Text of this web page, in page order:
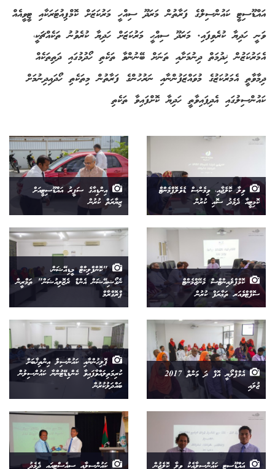
އައްޑޫސިޓީ ކައުންސިލްގެ ފަރާތުން މަރަދޫ ސިއްހީ މަރުކަޒަށް ކޮމްޕިއުޓަރަކާއި ޓީވީއެއް
ވަނީ ހަދިޔާ ކުރެވިފައި. މަރަދޫ ސިއްޙީ މަރުކަޒަށް ހަދިޔާ ކުރެވުނު ތަކެއްޗަކީ،
އެމަރުކަޒުން ޚިދުމަތް ދިނުމަށާއި ތަނަށް ބޭނުންވާ ތަކެތި ހޯދުމުގައި ދަތިތަކެއް
ދިމާވާތީ އެމަރުކަޒުގެ މުވައްޒަފުންނާއި ނަރުހުންގެ ފަރާތުން މިތަކެތި ހޯދައިދިނުމަށް
ކައުންސިލުގައި އެދިފައިވާތީ ހަދިޔާ ކޮށްފައިވާ ތަކެތި
ވިލާ ކޮލެޖާއި، ވިމެންސް ޑެވެލޮޕްމެންޓް
ކޮމިޓީއާ ދެމެދު ސޮައި ކުރުން
އިންޑިއާގެ ސަފީރު އައްޑޫސިޓީއަށް
ޒިޔާރަތް ކުރުން
ކޮމްޕްލެއިންޓްސް މެނޭޖްމެންޓް
ސޮފްޓްވެއަރ ތަޢާރަފް ކުރުން
"ކޮންފްލިކްޓް މީޑިއޭޝަން،
ނެގޯޝިއޭޝަން އެންޑް ރެޒޮލިއުޝަން" ތަމްރީން
ޕްރޮގްރާމް
އެމްޕްލޯޔީ އޮފް ދަ މަންތް 2017
ޖުލައި
ޕޮލިހުންނާއި ކައުންސިލް އިންތިޚާބަށް
ކުރިމަތިލައްވާފައިވާ ކެންޑިޑޭޓުންނާ ކައުންސިލުން
ބައްދަލުކުރުން
އައްޑޫސިޓީ ކައުންސިލާއެކު ވިލާ ކޮލެޖުން ކައުންސިލާއި ސީއެސްޓީއައި ދެމެދު